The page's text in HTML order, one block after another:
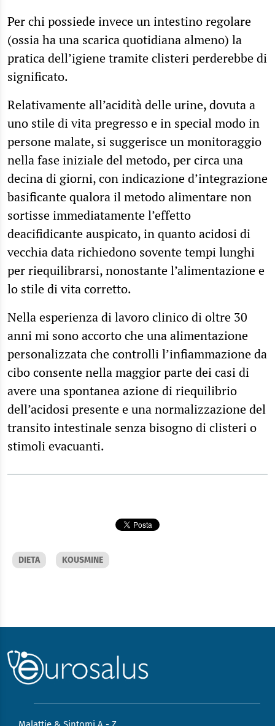
Per chi possiede invece un intestino regolare
(ossia ha una scarica quotidiana almeno) la
pratica dell’igiene tramite clisteri perderebbe di
significato.
Relativamente all’acidità delle urine, dovuta a
uno stile di vita pregresso e in special modo in
persone malate, si suggerisce un monitoraggio
nella fase iniziale del metodo, per circa una
decina di giorni, con indicazione d’integrazione
basificante qualora il metodo alimentare non
sortisse immediatamente l’effetto
deacifidicante auspicato, in quanto acidosi di
vecchia data richiedono sovente tempi lunghi
per riequilibrarsi, nonostante l’alimentazione e
lo stile di vita corretto.
Nella esperienza di lavoro clinico di oltre 30
anni mi sono accorto che una alimentazione
personalizzata che controlli l’infiammazione da
cibo consente nella maggior parte dei casi di
avere una spontanea azione di riequilibrio
dell’acidosi presente e una normalizzazione del
transito intestinale senza bisogno di clisteri o
stimoli evacuanti.
DIETA KOUSMINE